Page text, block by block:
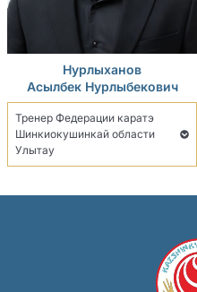
Нурлыханов
Асылбек Нурлыбекович
Тренер Федерации каратэ
Шинкиокушинкай области
Улытау